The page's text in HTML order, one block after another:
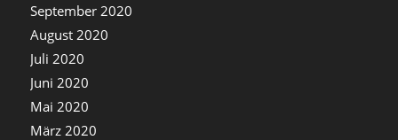
September 2020
August 2020
Juli 2020
Juni 2020
Mai 2020
März 2020